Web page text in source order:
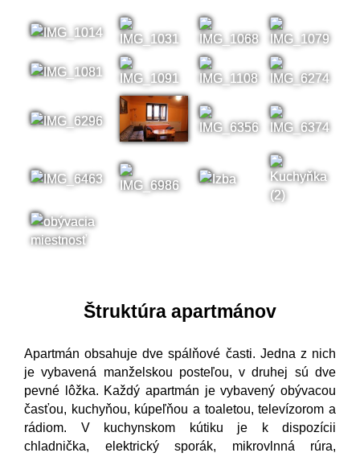
Štruktúra apartmánov
Apartmán obsahuje dve spálňové časti. Jedna z nich
je vybavená manželskou posteľou, v druhej sú dve
pevné lôžka. Každý apartmán je vybavený obývacou
časťou, kuchyňou, kúpeľňou a toaletou, televízorom a
rádiom. V kuchynskom kútiku je k dispozícii
chladnička, elektrický sporák, mikrovlnná rúra,